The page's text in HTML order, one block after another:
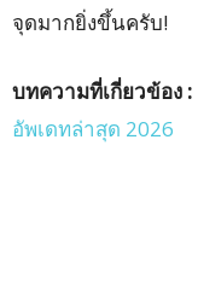
จุดมากยิ่งขึ้นครับ!
บทความที่เกี่ยวข้อง :
อัพเดทล่าสุด 2026